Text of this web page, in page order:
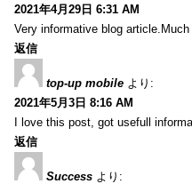
2021年4月29日 6:31 AM
Very informative blog
返信
top-up mobile より:
2021年5月3日 8:16 AM
I love this post, got usefull
返信
Success より: